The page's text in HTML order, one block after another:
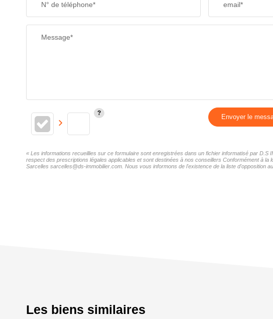
N° de téléphone* email*
Message*
Envoyer le
« Les informations recueillies sur ce formulaire sont enregistrées dans un fichier informatisé par
respect des prescriptions légales applicables et sont destinées à nos conseillers Conformément à
Sarcelles sarcelles@ds-immobilier.com. Nous vous informons de l'existence de la liste d'opposition
Les biens similaires